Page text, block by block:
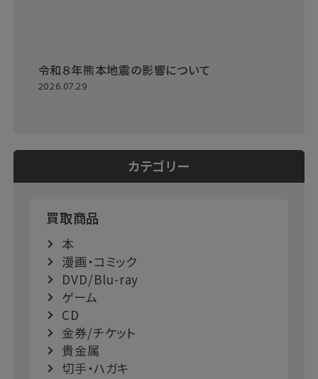
令和８年熊本地震の影響について
2026.07.29
カテゴリー
買取商品
本
漫画・コミック
DVD/Blu-ray
ゲーム
CD
金券/チケット
貴金属
切手・ハガキ